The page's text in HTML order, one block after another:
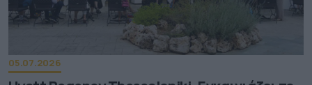
05.07.2026